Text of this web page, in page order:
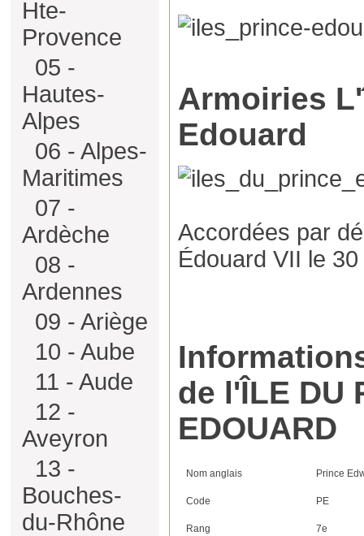
Hte-
Provence
05 -
Hautes-
Alpes
06 - Alpes-
Maritimes
07 -
Ardèche
08 -
Ardennes
09 - Ariège
10 - Aube
11 - Aude
12 -
Aveyron
13 -
Bouches-
du-Rhône
Armoiries
Edouard
Accordées par
Édouard VII le
de l'ÎLE DU
EDOUARD
Nom anglais Prince
Code PE
Rang 7e